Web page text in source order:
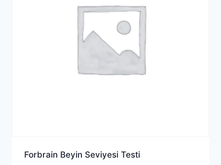
Forbrain Beyin Seviyesi Testi